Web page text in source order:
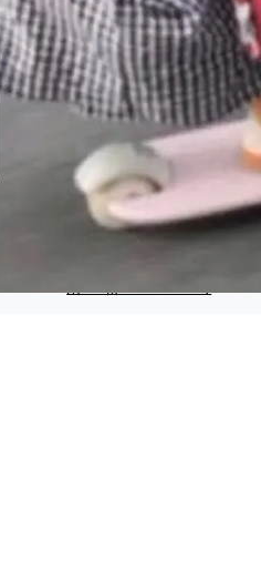
都看得清、管
一、从现在开
核心成员，Se
以及 Oriol Vin
能体——一位全
求、规划步
台，curl 一行
· GitHu
macOS / Linu
macOS / Linu
solon.noea
Coding
）
价值 在软件工
资产的主要载
万乃至数百万
可承载的上下
与代码历史的
接口契约、业
乃至数百个文
网络。传统的